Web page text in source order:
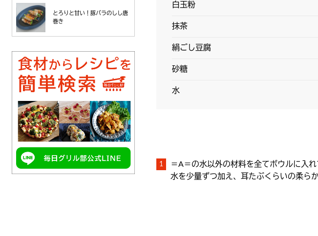
とろりと甘い！豚バラのしし唐
巻き
白玉粉
抹茶
絹ごし豆腐
砂糖
水
＝A＝の水以外の材料を全てボウルに入れ
水を少量ずつ加え、耳たぶくらいの柔らか